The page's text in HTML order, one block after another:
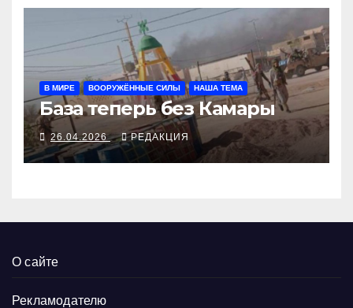
В МИРЕ ВООРУЖЁННЫЕ СИЛЫ НАША ТЕМА
База теперь без Камары
26.04.2026 РЕДАКЦИЯ
О сайте
Рекламодателю